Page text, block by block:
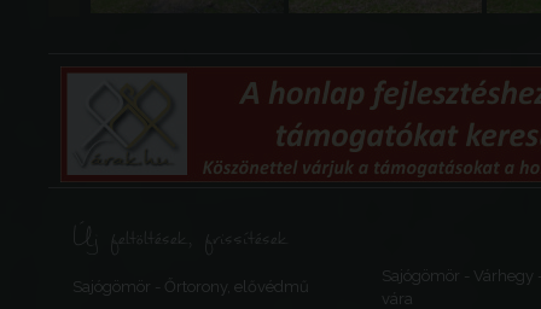
Új feltöltések, frissítések
Sajógömör - Őrtorony, elővédmű
Sajógömör - Várhegy
vára